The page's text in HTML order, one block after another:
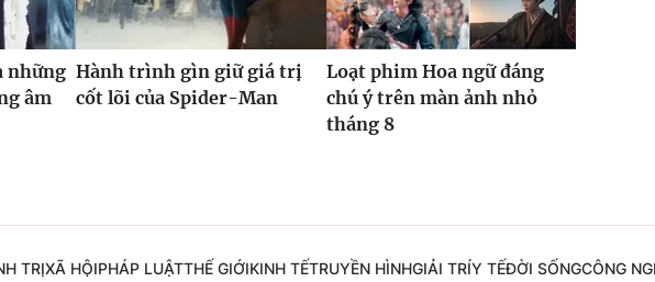
những
âm
Hành trình gìn giữ giá trị
cốt lõi của Spider-Man
Loạt phim Hoa ngữ đáng
chú ý trên màn ảnh nhỏ
tháng 8
TRỊXÃ HỘIPHÁP LUẬTTHẾ GIỚIKINH TẾTRUYỀN HÌNHGIẢI TRÍY TẾĐỜI SỐNGCÔNG